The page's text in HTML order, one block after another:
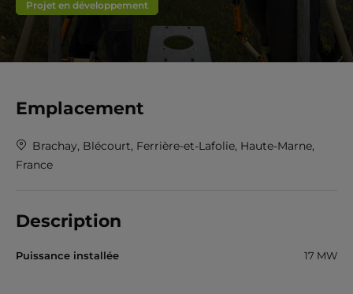
Projet en développement
Emplacement
Brachay, Blécourt, Ferrière-et-Lafolie, Haute-Marne,
France
Description
Puissance installée 17 MW